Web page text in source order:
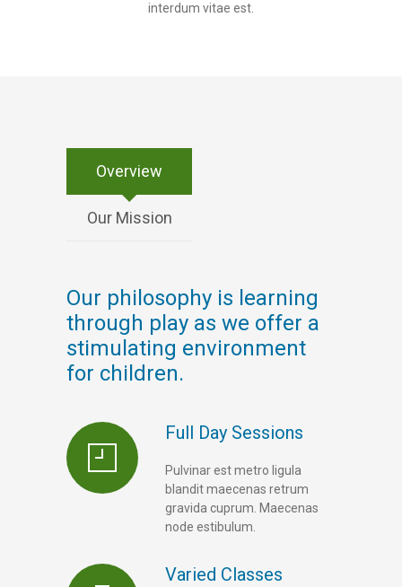
interdum vitae est.
Overview
Our Mission
Our philosophy is learning
through play as we offer a
stimulating environment
for children.
Full Day Sessions
Pulvinar est metro ligula
blandit maecenas retrum
gravida cuprum. Maecenas
node estibulum.
Varied Classes